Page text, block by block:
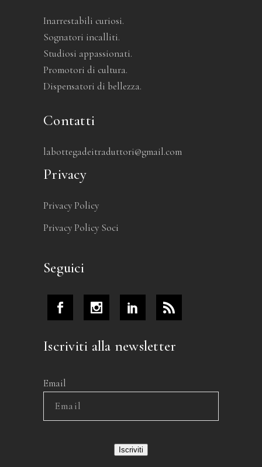
Inarrestabili curiosi.
Sognatori incalliti.
Studiosi appassionati.
Promotori di cultura.
Dispensatori di bellezza.
Contatti
labottegadeitraduttori@gmail.com
Privacy
Privacy Policy
Privacy Policy Soci
Seguici
Iscriviti alla newsletter
Email
Iscriviti